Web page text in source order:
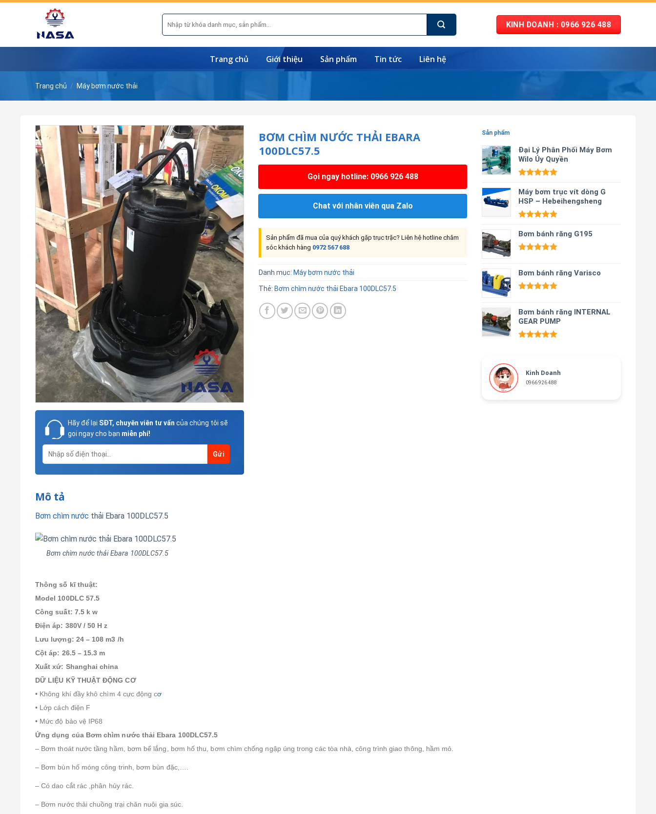
Skip
Tìm
kiếm:
KINH DOANH : 0966 926 488
Trang chủ Giới thiệu Sản phẩm Tin tức Liên hệ
Trang chủ / Máy bơm nước thải
Sản phẩm
Đại Lý Phân Phối Máy Bơm
Wilo Ủy Quyền
hạng5.00
5 sao
Máy bơm trục vít dòng G
HSP – Hebeihengsheng
hạng5.00
5 sao
Bơm bánh răng G195
5 sao
Bơm bánh răng Varisco
5 sao
Bơm bánh răng INTERNAL
GEAR PUMP
Kinh Doanh
0966 926 488
Hãy để lại SĐT, chuyên viên tư vấn của chúng tôi sẽ
gọi ngay cho bạn miễn phí!
BƠM CHÌM NƯỚC THẢI EBARA
100DLC57.5
Gọi ngay hotline: 0966 926 488
Chat với nhân viên qua Zalo
Sản phẩm đã mua của quý khách gặp trục trặc? Liên hệ hotline chăm
sóc khách hàng 0972 567 688
Danh mục: Máy bơm nước thải
Thẻ: Bơm chìm nước thải Ebara 100DLC57.5
Mô tả
Bơm chìm nước thải Ebara 100DLC57.5
Bơm chìm nước thải Ebara 100DLC57.5
Thông số kĩ thuật:
Model 100DLC 57.5
Công suất: 7.5 k w
Điện áp: 380V / 50 H z
Lưu lượng: 24 – 108 m3 /h
Cột áp: 26.5 – 15.3 m
Xuất xứ: Shanghai china
DỮ LIỆU KỸ THUẬT ĐỘNG CƠ
• Không khí đầy khô chìm 4 cực động cơ
• Lớp cách điện F
• Mức độ bảo vệ IP68
Ứng dụng của Bơm chìm nước thải Ebara 100DLC57.5
– Bơm thoát nước tầng hầm, bơm bể lắng, bơm hố thu, bơm chìm chống ngập úng trong các tòa nhà, công trình giao thông, hầm mỏ.
– Bơm bùn hố móng công trinh, bơm bùn đặc,….
– Có dao cắt rác ,phân hủy rác.
– Bơm nước thải chuồng trại chăn nuôi gia súc.